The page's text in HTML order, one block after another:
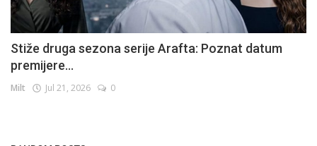
Stiže druga sezona serije Arafta: Poznat datum
premijere...
Milt Jul 21, 2026 0